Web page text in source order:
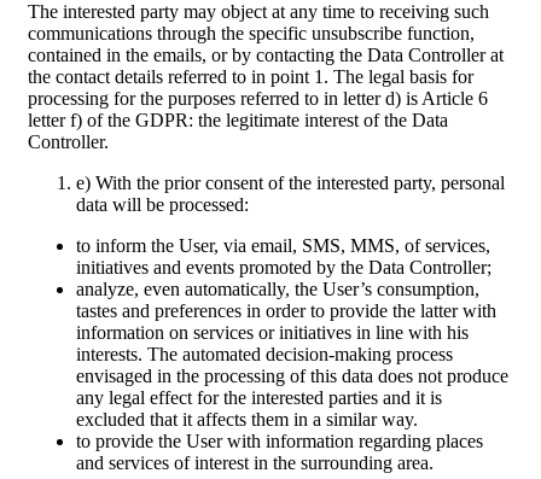
The interested party may object at any time to receiving such
communications through the specific unsubscribe function,
contained in the emails, or by contacting the Data Controller at
the contact details referred to in point 1. The legal basis for
processing for the purposes referred to in letter d) is Article 6
letter f) of the GDPR: the legitimate interest of the Data
Controller.
e) With the prior consent of the interested party, personal
data will be processed:
to inform the User, via email, SMS, MMS, of services,
initiatives and events promoted by the Data Controller;
analyze, even automatically, the User’s consumption,
tastes and preferences in order to provide the latter with
information on services or initiatives in line with his
interests. The automated decision-making process
envisaged in the processing of this data does not produce
any legal effect for the interested parties and it is
excluded that it affects them in a similar way.
to provide the User with information regarding places
and services of interest in the surrounding area.